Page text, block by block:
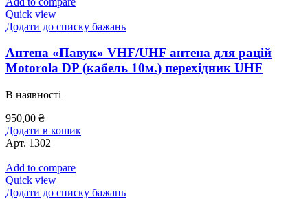
Quick view
Додати до списку бажань
Антена «Павук» VHF/UHF антена для рацій
Motorola DP (кабель 10м.) перехідник UHF
В наявності
950,00 ₴
Додати в кошик
Арт. 1302
Add to compare
Quick view
Додати до списку бажань